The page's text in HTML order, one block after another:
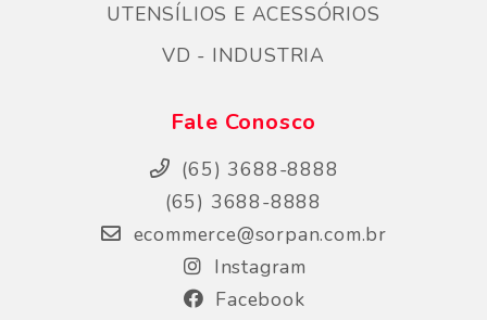
UTENSÍLIOS E ACESSÓRIOS
VD - INDUSTRIA
Fale Conosco
(65) 3688-8888
(65) 3688-8888
ecommerce@sorpan.com.br
Instagram
Facebook